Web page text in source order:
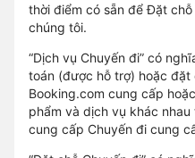
thời điểm có sẵn để Đặt
chúng tôi.
“Dịch vụ Chuyến đi” có
toán (được hỗ trợ) hoặc
Booking.com cung cấp
phẩm và dịch vụ khác
cung cấp Chuyến đi cung